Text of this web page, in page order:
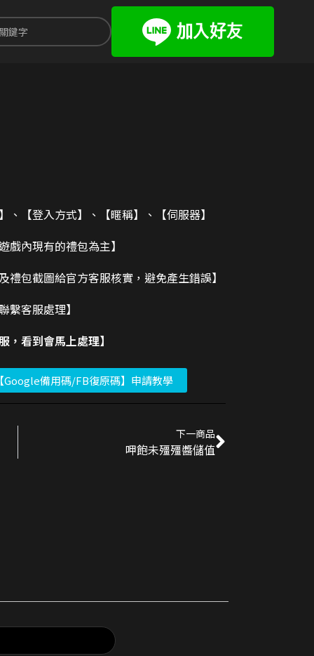
【登入方式】、【暱稱】、【伺服器】
內現有的禮包為主】
包截圖給官方客服核實，避免產生錯誤】
繫客服處理】
，看到會馬上處理】
Google備用碼/FB復原碼】申請教學
下一商品
呷飽未殭殭醬儲值